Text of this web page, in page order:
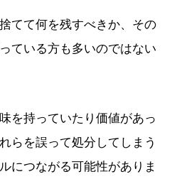
てて何を残すべきか、その
ている方も多いのではない
を持っていたり価値があっ
らを誤って処分してしまう
につながる可能性がありま